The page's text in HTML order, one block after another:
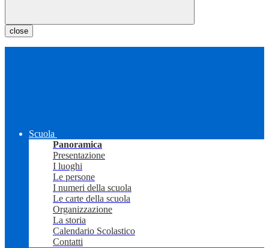
close
Scuola
Panoramica
Presentazione
I luoghi
Le persone
I numeri della scuola
Le carte della scuola
Organizzazione
La storia
Calendario Scolastico
Contatti